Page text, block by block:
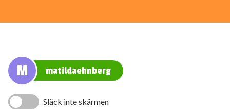
M matildaehnberg
Släck inte skärmen